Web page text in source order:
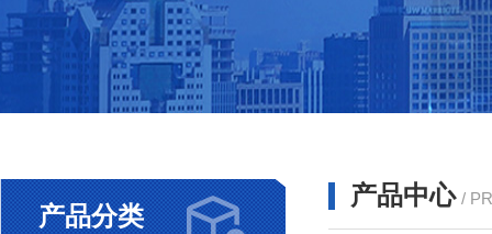
产品分类
产品中心 /